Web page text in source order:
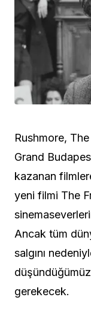
Rushmore,
Grand
kazanan
yeni filmi The
Ancak tüm
salgını
gerekecek.